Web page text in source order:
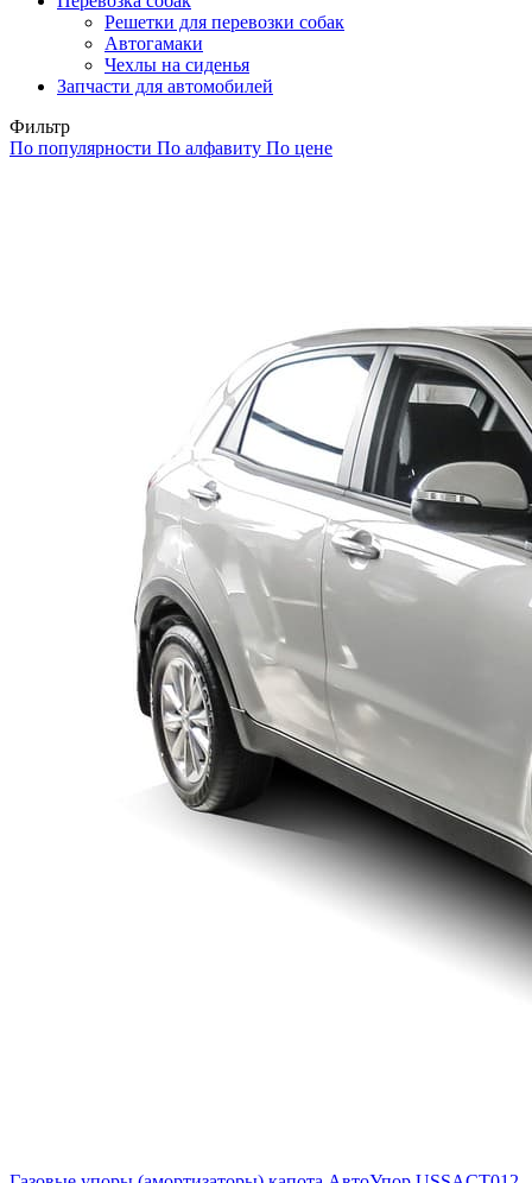
Решетки для перевозки собак
Автогамаки
Чехлы на сиденья
Запчасти для автомобилей
Фильтр
По популярности По алфавиту По цене